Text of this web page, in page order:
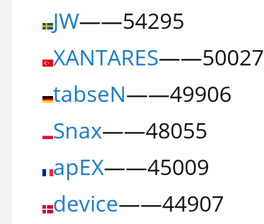
JW——54295
XANTARES——50027
tabseN——49906
Snax——48055
apEX——45009
device——44907